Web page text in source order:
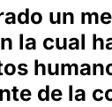
un
la cual
de la